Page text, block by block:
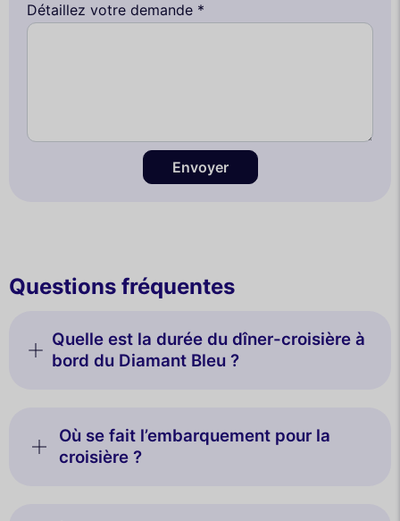
Détaillez votre demande *
Envoyer
Questions fréquentes
Quelle est la durée du dîner-croisière à
bord du Diamant Bleu ?
Où se fait l’embarquement pour la
croisière ?